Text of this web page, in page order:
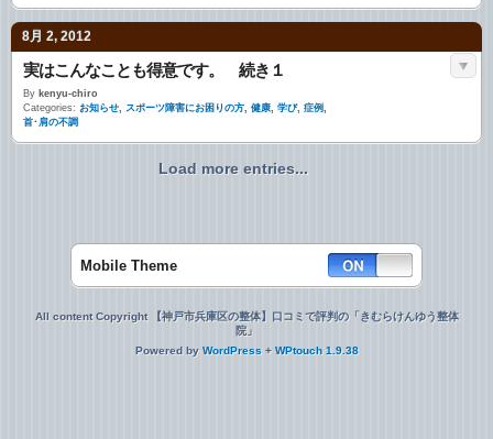
8月 2, 2012
実はこんなことも得意です。 続き１
By kenyu-chiro
Categories: お知らせ, スポーツ障害にお困りの方, 健康, 学び, 症例,
首･肩の不調
Load more entries...
Mobile Theme
All content Copyright 【神戸市兵庫区の整体】口コミで評判の「きむらけんゆう整体
院」
Powered by WordPress + WPtouch 1.9.38